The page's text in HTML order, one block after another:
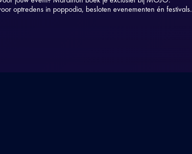
optredens in poppodia, besloten evenementen én festivals.